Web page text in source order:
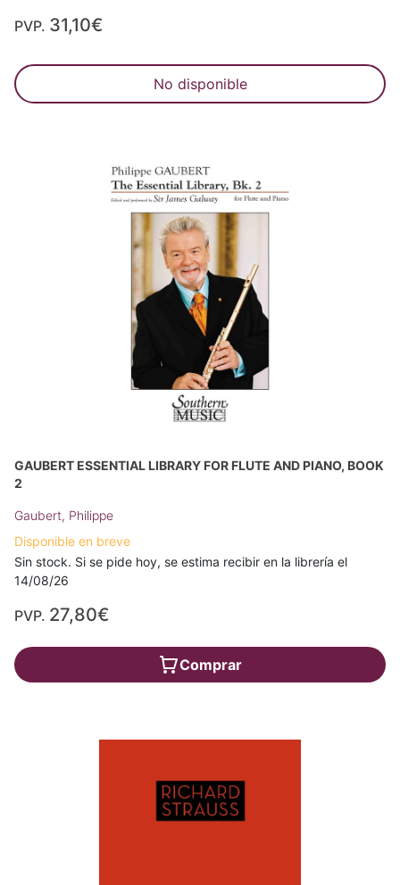
PVP. 31,10€
No disponible
GAUBERT ESSENTIAL LIBRARY FOR FLUTE AND PIANO, BOOK
2
Gaubert, Philippe
Disponible en breve
Sin stock. Si se pide hoy, se estima recibir en la librería el
14/08/26
PVP. 27,80€
Comprar